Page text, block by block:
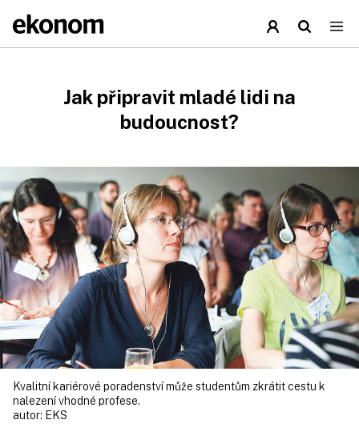
Jak připravit mladé lidi na
budoucnost?
Kvalitní kariérové poradenství může studentům zkrátit cestu k
nalezení vhodné profese.
autor: EKS